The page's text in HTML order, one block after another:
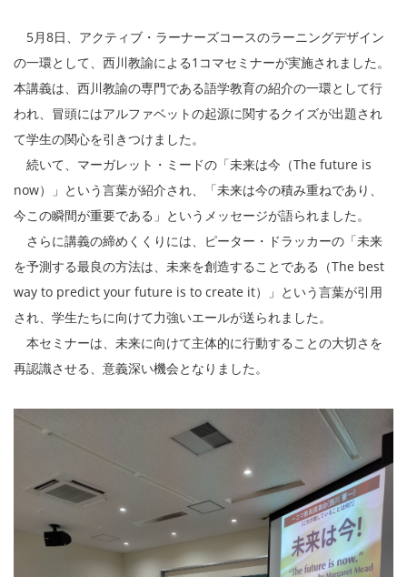
5月8日、アクティブ・ラーナーズコースのラーニングデザイン
の一環として、西川教諭による1コマセミナーが実施されました。
本講義は、西川教諭の専門である語学教育の紹介の一環として行
われ、冒頭にはアルファベットの起源に関するクイズが出題され
て学生の関心を引きつけました。
続いて、マーガレット・ミードの「未来は今（The future is
now）」という言葉が紹介され、「未来は今の積み重ねであり、
今この瞬間が重要である」というメッセージが語られました。
さらに講義の締めくくりには、ピーター・ドラッカーの「未来
を予測する最良の方法は、未来を創造することである（The best
way to predict your future is to create it）」という言葉が引用
され、学生たちに向けて力強いエールが送られました。
本セミナーは、未来に向けて主体的に行動することの大切さを
再認識させる、意義深い機会となりました。